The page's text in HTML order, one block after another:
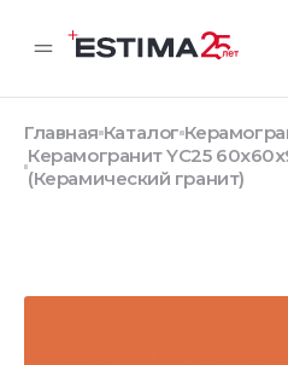
Главная Каталог
Керамогранит YC25
(Керамический гранит)